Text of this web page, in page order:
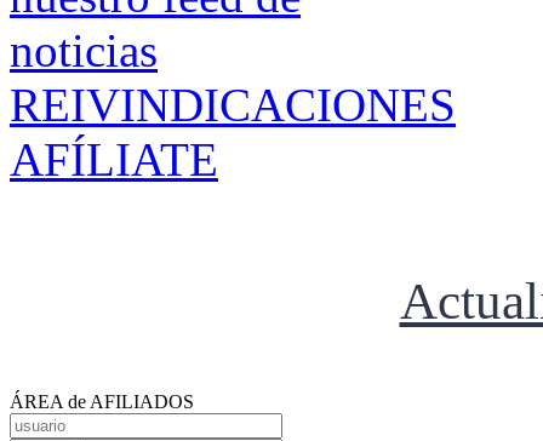
REIVINDICACIONES
AFÍLIATE
ÁREA de AFILIADOS